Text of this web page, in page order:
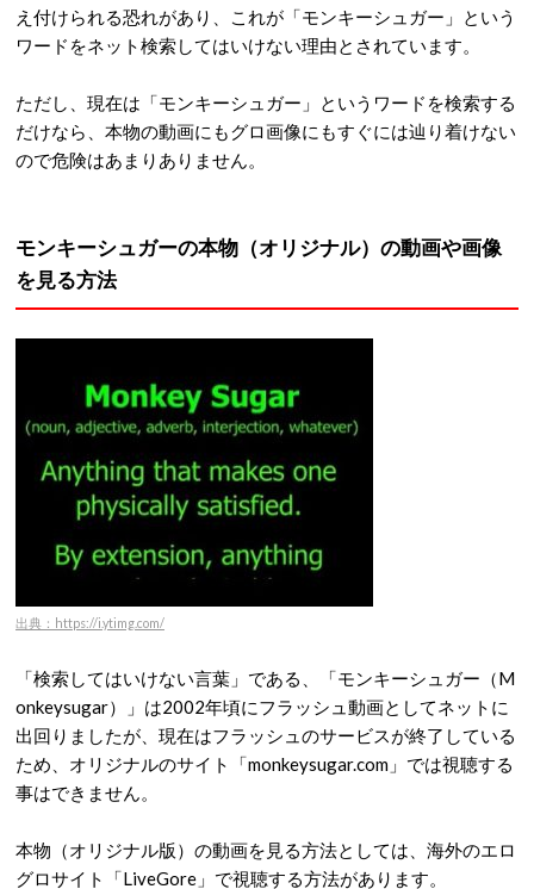
え付けられる恐れがあり、これが「モンキーシュガー」という
ワードをネット検索してはいけない理由とされています。
ただし、現在は「モンキーシュガー」というワードを検索する
だけなら、本物の動画にもグロ画像にもすぐには辿り着けない
ので危険はあまりありません。
モンキーシュガーの本物（オリジナル）の動画や画像
を見る方法
出典：https://i.ytimg.com/
「検索してはいけない言葉」である、「モンキーシュガー（M
onkeysugar）」は2002年頃にフラッシュ動画としてネットに
出回りましたが、現在はフラッシュのサービスが終了している
ため、オリジナルのサイト「monkeysugar.com」では視聴する
事はできません。
本物（オリジナル版）の動画を見る方法としては、海外のエロ
グロサイト「LiveGore」で視聴する方法があります。